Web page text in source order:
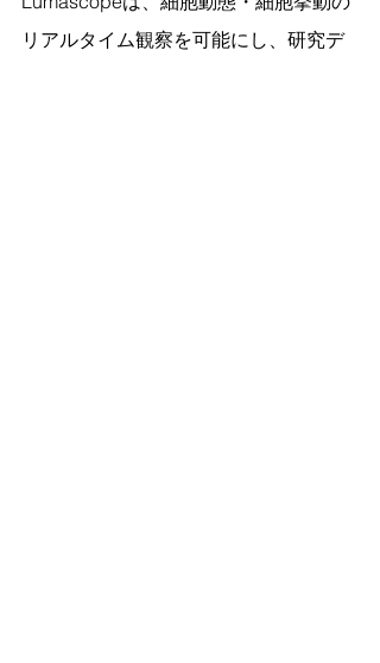
リアルタイム観察を可能にし、研究デ